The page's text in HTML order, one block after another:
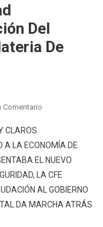
Del
De
ComentarioEn
La
Sociedad
Yucateca,la
Cancelación
Del
CLAROS
A LA ECONOMÍA DE
EL NUEVO
LA CFE
AL GOBIERNO
DA MARCHA ATRÁS